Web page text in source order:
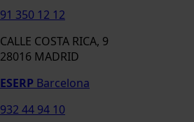
91 350 12 12
CALLE COSTA RICA, 9
28016 MADRID
ESERP Barcelona
932 44 94 10